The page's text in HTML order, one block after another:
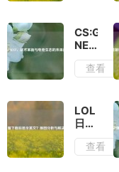
者的
终极
CS:GO
NEXT，
战术
革新
态的
未来
查看
LOL
日服
下载
后显
查看